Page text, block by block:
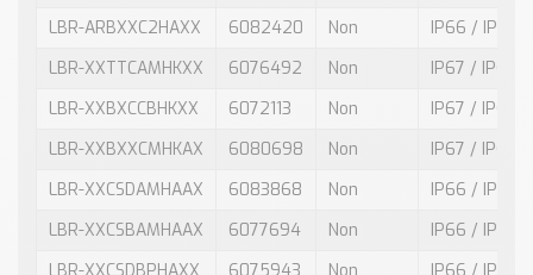
LBR-ARBXXC2HAXX
6082420 Non
IP66 / IP68
LBR-XXTTCAMHKXX
6076492 Non
IP67 / IP67
LBR-XXBXCCBHKXX
6072113 Non
IP67 / IP67
LBR-XXBXXCMHKAX
6080698 Non
IP67 / IP67
LBR-XXCSDAMHAAX
6083868 Non
IP66 / IP68
LBR-XXCSBAMHAAX
6077694 Non
IP66 / IP68